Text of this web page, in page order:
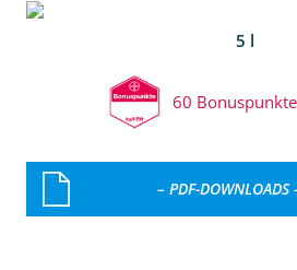
5 l
60
– PDF-DOWNLOADS